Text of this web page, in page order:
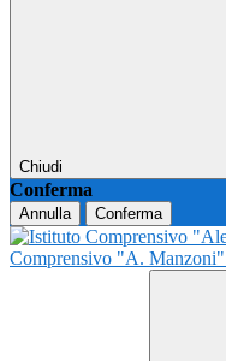
Chiudi
Conferma
Annulla Conferma
Comprensivo "A. Manzoni"